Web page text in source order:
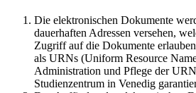
Die elektronischen Dokumente
dauerhaften Adressen versehen,
Zugriff auf die Dokumente
als URNs (Uniform Resource
Administration und Pflege der
Studienzentrum in Venedig